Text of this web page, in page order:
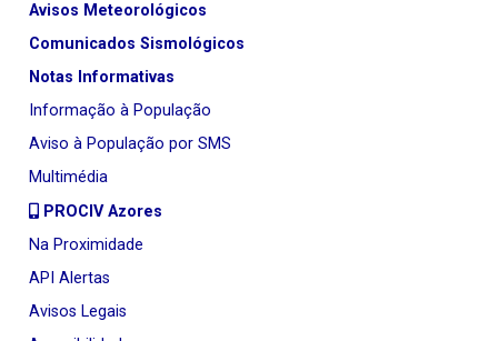
Avisos Meteorológicos
Comunicados Sismológicos
Notas Informativas
Informação à População
Aviso à População por SMS
Multimédia
PROCIV Azores
Na Proximidade
API Alertas
Avisos Legais